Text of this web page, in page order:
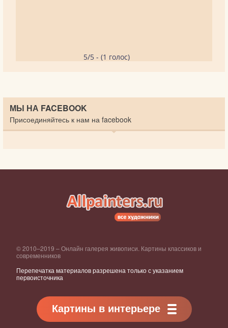
5/5 - (1 голос)
МЫ НА FACEBOOK
Присоединяйтесь к нам на facebook
© 2010–2019 – Онлайн галерея живописи. Картины классиков и
современников
Перепечатка материалов разрешена только с указанием
первоисточника
Картины в интерьере